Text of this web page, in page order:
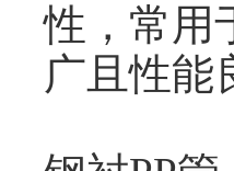
性，常用
广且性能